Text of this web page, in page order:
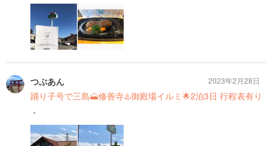
つぶあん
踊り子号で三島🗻修善寺♨️御殿場イルミ🌟2泊3日 行程表有り
・
2023年2月28日